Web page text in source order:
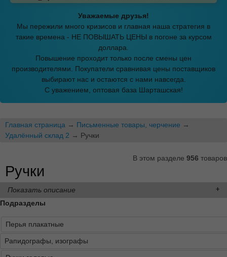
Уважаемые друзья!
Мы пережили много кризисов и главная наша стратегия в
такие времена - НЕ ПОВЫШАТЬ ЦЕНЫ в погоне за курсом
доллара.
Повышение проходит только после смены цен
производителями. Покупатели сравнивая цены поставщиков
выбирают нас и остаются с нами навсегда.
С уважением, оптовая база Шарташская!
Главная страница → Письменные товары, черчение →
Удалённый склад 2 → Ручки
В этом разделе 956 товаров
Ручки
Показать описание
Подразделы
Перья плакатные
Рапидографы, изографы